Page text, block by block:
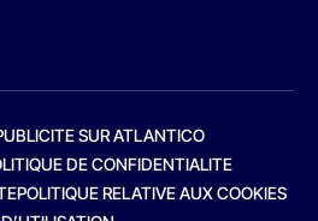
SUR ATLANTICO
DE CONFIDENTIALITE
POLITIQUE RELATIVE AUX COOKIES